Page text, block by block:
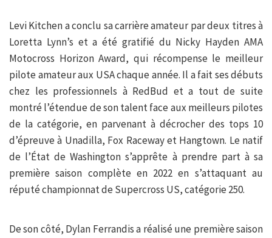
Levi Kitchen a conclu sa carrière amateur par deux titres à
Loretta Lynn’s et a été gratifié du Nicky Hayden AMA
Motocross Horizon Award, qui récompense le meilleur
pilote amateur aux USA chaque année. Il a fait ses débuts
chez les professionnels à RedBud et a tout de suite
montré l’étendue de son talent face aux meilleurs pilotes
de la catégorie, en parvenant à décrocher des tops 10
d’épreuve à Unadilla, Fox Raceway et Hangtown. Le natif
de l’État de Washington s’apprête à prendre part à sa
première saison complète en 2022 en s’attaquant au
réputé championnat de Supercross US, catégorie 250.
De son côté, Dylan Ferrandis a réalisé une première saison